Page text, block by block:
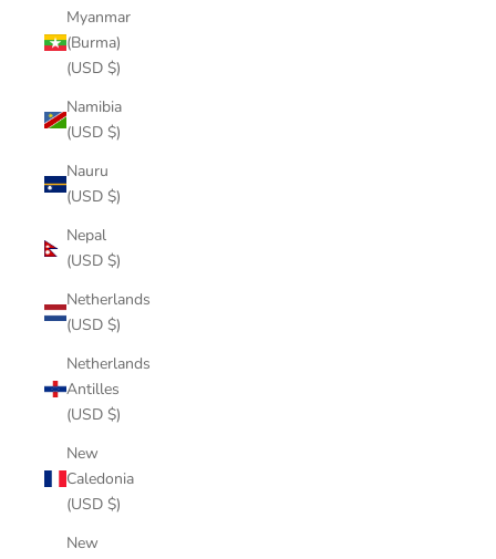
Myanmar
(Burma)
(USD $)
Namibia
(USD $)
Nauru
(USD $)
Nepal
(USD $)
Netherlands
(USD $)
Netherlands
Antilles
(USD $)
New
Caledonia
(USD $)
New